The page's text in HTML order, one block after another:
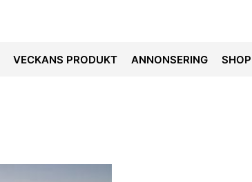
VECKANS PRODUKT ANNONSERING SHOP